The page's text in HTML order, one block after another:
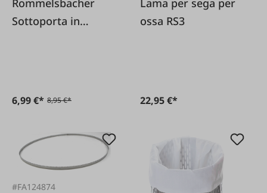
Sottoporta in
6,99 €* 8,95 €*
ossa RS3
22,95 €*
#FA124874